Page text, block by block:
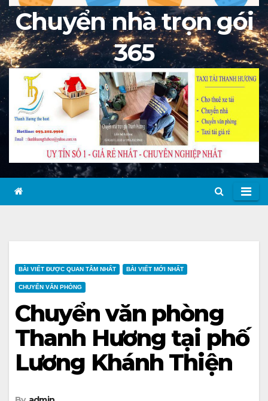
Chuyển nhà trọn gói
365
BÀI VIẾT ĐƯỢC QUAN TÂM NHẤT BÀI VIẾT MỚI NHẤT
CHUYỂN VĂN PHÒNG
Chuyển văn phòng
Thanh Hương tại phố
Lương Khánh Thiện